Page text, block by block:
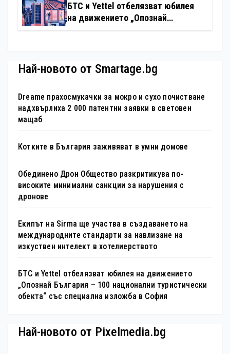
БТС и Yettel отбелязват юбилея
на движението „Опознай
Най-новото от Smartage.bg
Dreame прахосмукачки за мокро и сухо почистване
надхвърлиха 2 000 патентни заявки в световен
мащаб
Котките в България заживяват в умни домове
Обединено Дрон Общество разкритикува по-
високите минимални санкции за нарушения с
дронове
Екипът на Sirma ще участва в създаването на
международните стандарти за навлизане на
изкуствен интелект в хотелиерството
БТС и Yettel отбелязват юбилея на движението
„Опознай България – 100 национални туристически
обекта“ със специална изложба в София
Най-новото от Pixelmedia.bg